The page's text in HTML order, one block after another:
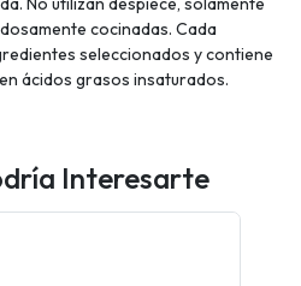
cocinadas. Cada
seleccionados y contiene
ácidos grasos insaturados.
Interesarte